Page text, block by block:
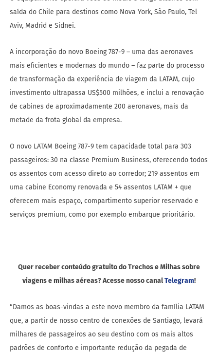
saída do Chile para destinos como Nova York, São Paulo, Tel
Aviv, Madrid e Sidnei.
A incorporação do novo Boeing 787-9 – uma das aeronaves
mais eficientes e modernas do mundo – faz parte do processo
de transformação da experiência de viagem da LATAM, cujo
investimento ultrapassa US$500 milhões, e inclui a renovação
de cabines de aproximadamente 200 aeronaves, mais da
metade da frota global da empresa.
O novo LATAM Boeing 787-9 tem capacidade total para 303
passageiros: 30 na classe Premium Business, oferecendo todos
os assentos com acesso direto ao corredor; 219 assentos em
uma cabine Economy renovada e 54 assentos LATAM + que
oferecem mais espaço, compartimento superior reservado e
serviços premium, como por exemplo embarque prioritário.
Quer receber conteúdo gratuito do Trechos e Milhas sobre
viagens e milhas aéreas? Acesse nosso canalTelegram!
“Damos as boas-vindas a este novo membro da família LATAM
que, a partir de nosso centro de conexões de Santiago, levará
milhares de passageiros ao seu destino com os mais altos
padrões de conforto e importante redução da pegada de